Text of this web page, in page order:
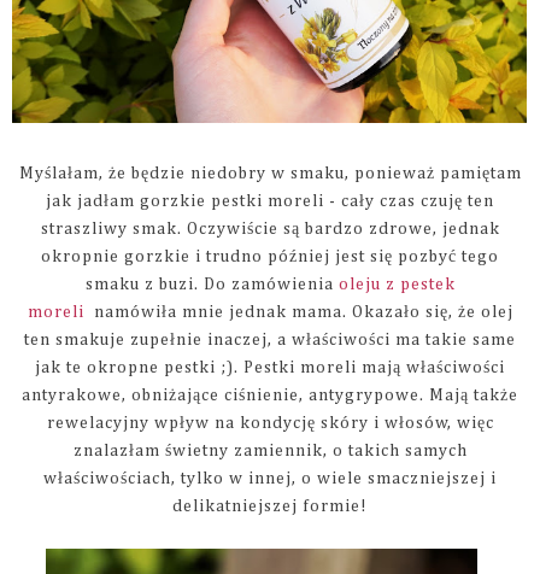
Myślałam, że będzie niedobry w smaku, ponieważ pamiętam
jak jadłam gorzkie pestki moreli - cały czas czuję ten
straszliwy smak. Oczywiście są bardzo zdrowe, jednak
okropnie gorzkie i trudno później jest się pozbyć tego
smaku z buzi. Do zamówienia oleju z pestek
moreli
namówiła mnie jednak mama. Okazało się, że olej
ten smakuje zupełnie inaczej, a właściwości ma takie same
jak te okropne pestki ;). Pestki moreli mają właściwości
antyrakowe, obniżające ciśnienie, antygrypowe. Mają także
rewelacyjny wpływ na kondycję skóry i włosów, więc
znalazłam świetny zamiennik, o takich samych
właściwościach, tylko w innej, o wiele smaczniejszej i
delikatniejszej formie!